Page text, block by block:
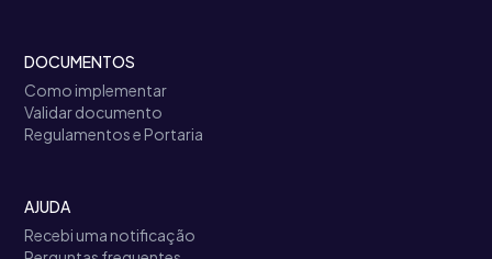
DOCUMENTOS
Como implementar
Validar documento
Regulamentos e Portaria
AJUDA
Recebi uma notificação